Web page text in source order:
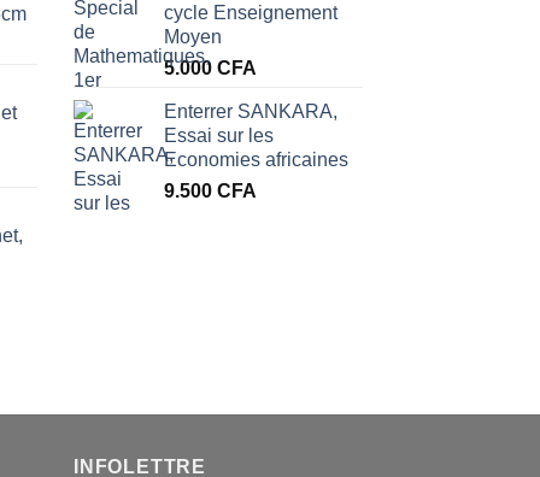
cycle Enseignement
Moyen
5.000 CFA
Enterrer SANKARA,
Essai sur les
Economies africaines
9.500 CFA
INFOLETTRE